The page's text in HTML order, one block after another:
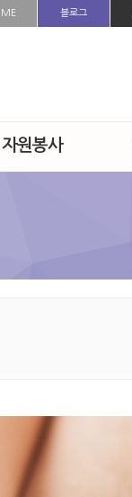
블로그
원봉사